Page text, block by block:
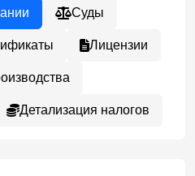
Суды
Лицензии
Детализация налогов